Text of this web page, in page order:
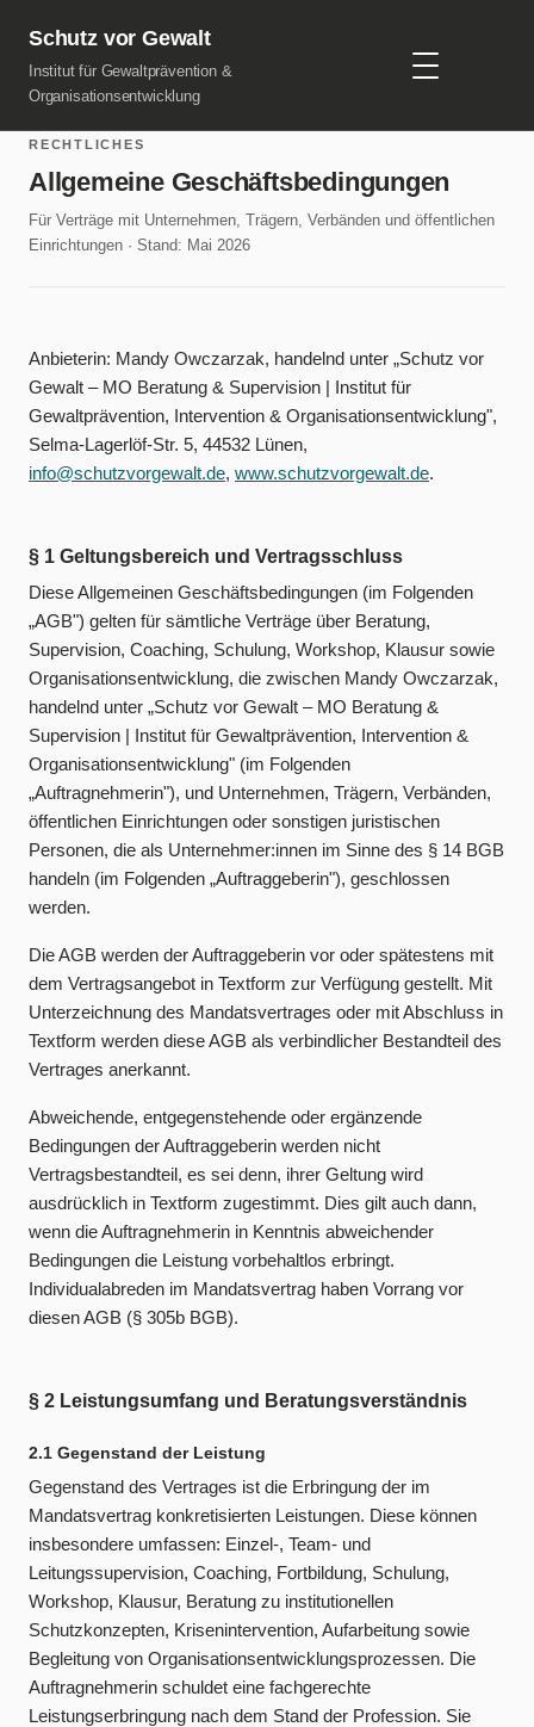
Schutz vor Gewalt
Institut für Gewaltprävention &
Organisationsentwicklung
RECHTLICHES
Allgemeine Geschäftsbedingungen
Für Verträge mit Unternehmen, Trägern, Verbänden und öffentlichen
Einrichtungen · Stand: Mai 2026
Anbieterin: Mandy Owczarzak, handelnd unter „Schutz vor
Gewalt – MO Beratung & Supervision | Institut für
Gewaltprävention, Intervention & Organisationsentwicklung",
Selma-Lagerlöf-Str. 5, 44532 Lünen,
info@schutzvorgewalt.de, www.schutzvorgewalt.de.
§ 1 Geltungsbereich und Vertragsschluss
Diese Allgemeinen Geschäftsbedingungen (im Folgenden
„AGB") gelten für sämtliche Verträge über Beratung,
Supervision, Coaching, Schulung, Workshop, Klausur sowie
Organisationsentwicklung, die zwischen Mandy Owczarzak,
handelnd unter „Schutz vor Gewalt – MO Beratung &
Supervision | Institut für Gewaltprävention, Intervention &
Organisationsentwicklung" (im Folgenden
„Auftragnehmerin"), und Unternehmen, Trägern, Verbänden,
öffentlichen Einrichtungen oder sonstigen juristischen
Personen, die als Unternehmer:innen im Sinne des § 14 BGB
handeln (im Folgenden „Auftraggeberin"), geschlossen
werden.
Die AGB werden der Auftraggeberin vor oder spätestens mit
dem Vertragsangebot in Textform zur Verfügung gestellt. Mit
Unterzeichnung des Mandatsvertrages oder mit Abschluss in
Textform werden diese AGB als verbindlicher Bestandteil des
Vertrages anerkannt.
Abweichende, entgegenstehende oder ergänzende
Bedingungen der Auftraggeberin werden nicht
Vertragsbestandteil, es sei denn, ihrer Geltung wird
ausdrücklich in Textform zugestimmt. Dies gilt auch dann,
wenn die Auftragnehmerin in Kenntnis abweichender
Bedingungen die Leistung vorbehaltlos erbringt.
Individualabreden im Mandatsvertrag haben Vorrang vor
diesen AGB (§ 305b BGB).
§ 2 Leistungsumfang und Beratungsverständnis
2.1 Gegenstand der Leistung
Gegenstand des Vertrages ist die Erbringung der im
Mandatsvertrag konkretisierten Leistungen. Diese können
insbesondere umfassen: Einzel-, Team- und
Leitungssupervision, Coaching, Fortbildung, Schulung,
Workshop, Klausur, Beratung zu institutionellen
Schutzkonzepten, Krisenintervention, Aufarbeitung sowie
Begleitung von Organisationsentwicklungsprozessen. Die
Auftragnehmerin schuldet eine fachgerechte
Leistungserbringung nach dem Stand der Profession. Sie